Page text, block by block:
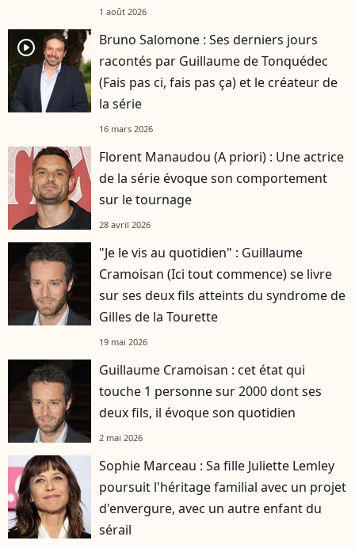
1 août 2026
player2
Bruno Salomone : Ses derniers jours
racontés par Guillaume de Tonquédec
(Fais pas ci, fais pas ça) et le créateur de
la série
16 mars 2026
Florent Manaudou (A priori) : Une actrice
de la série évoque son comportement
sur le tournage
28 avril 2026
"Je le vis au quotidien" : Guillaume
Cramoisan (Ici tout commence) se livre
sur ses deux fils atteints du syndrome de
Gilles de la Tourette
19 mai 2026
Guillaume Cramoisan : cet état qui
touche 1 personne sur 2000 dont ses
deux fils, il évoque son quotidien
2 mai 2026
Sophie Marceau : Sa fille Juliette Lemley
poursuit l'héritage familial avec un projet
d'envergure, avec un autre enfant du
sérail